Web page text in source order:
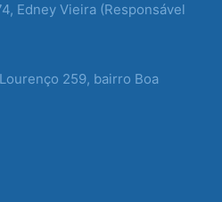
Edney Vieira (Responsável
259, bairro Boa